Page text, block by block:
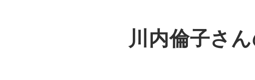
川内倫子さ